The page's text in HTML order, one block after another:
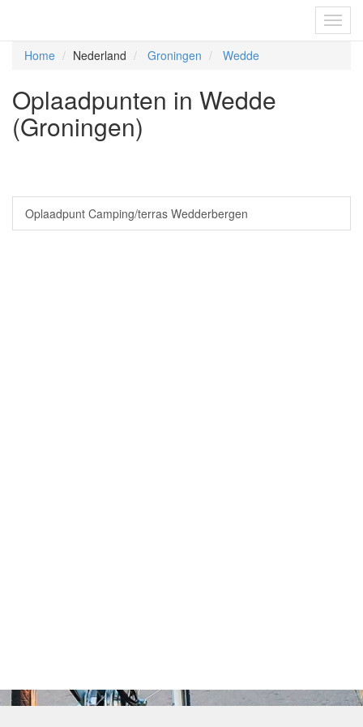
Home Nederland Groningen Wedde
Oplaadpunten in Wedde
(Groningen)
Oplaadpunt Camping/terras Wedderbergen